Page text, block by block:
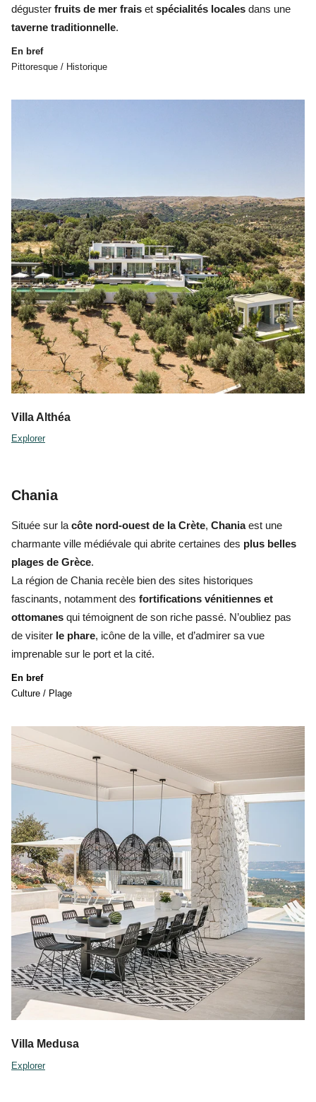
déguster fruits de mer frais et spécialités locales dans une
taverne traditionnelle.
En bref
Pittoresque / Historique
Villa Althéa
Explorer
Chania
Située sur la côte nord-ouest de la Crète, Chaniaest une
charmante ville médiévale qui abrite certaines des plus belles
plages de Grèce.
La région de Chania recèle bien des sites historiques
fascinants, notamment des fortifications vénitiennes et
ottomanes qui témoignent de son riche passé. N’oubliez pas
de visiter le phare, icône de la ville, et d’admirer sa vue
imprenable sur le port et la cité.
En bref
Culture / Plage
Villa Medusa
Explorer